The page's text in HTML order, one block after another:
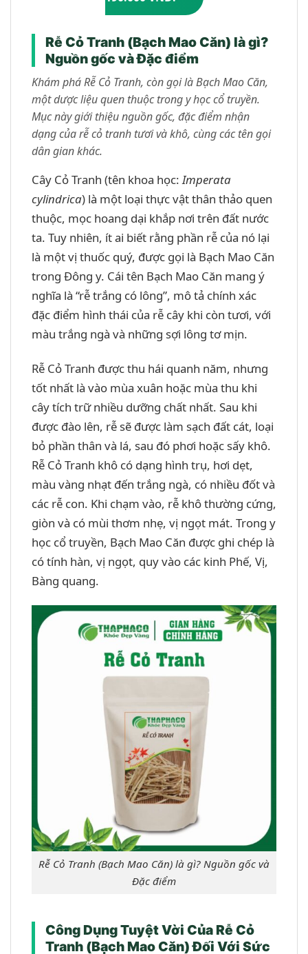
Rễ Cỏ Tranh (Bạch Mao Căn) là gì?
Nguồn gốc và Đặc điểm
Khám phá Rễ Cỏ Tranh, còn gọi là Bạch Mao Căn,
một dược liệu quen thuộc trong y học cổ truyền.
Mục này giới thiệu nguồn gốc, đặc điểm nhận
dạng của rễ cỏ tranh tươi và khô, cùng các tên gọi
dân gian khác.
Cây Cỏ Tranh (tên khoa học:Imperata
cylindrica) là một loại thực vật thân thảo quen
thuộc, mọc hoang dại khắp nơi trên đất nước
ta. Tuy nhiên, ít ai biết rằng phần rễ của nó lại
là một vị thuốc quý, được gọi là Bạch Mao Căn
trong Đông y. Cái tên Bạch Mao Căn mang ý
nghĩa là “rễ trắng có lông”, mô tả chính xác
đặc điểm hình thái của rễ cây khi còn tươi, với
màu trắng ngà và những sợi lông tơ mịn.
Rễ Cỏ Tranh được thu hái quanh năm, nhưng
tốt nhất là vào mùa xuân hoặc mùa thu khi
cây tích trữ nhiều dưỡng chất nhất. Sau khi
được đào lên, rễ sẽ được làm sạch đất cát, loại
bỏ phần thân và lá, sau đó phơi hoặc sấy khô.
Rễ Cỏ Tranh khô có dạng hình trụ, hơi dẹt,
màu vàng nhạt đến trắng ngà, có nhiều đốt và
các rễ con. Khi chạm vào, rễ khô thường cứng,
giòn và có mùi thơm nhẹ, vị ngọt mát. Trong y
học cổ truyền, Bạch Mao Căn được ghi chép là
có tính hàn, vị ngọt, quy vào các kinh Phế, Vị,
Bàng quang.
Rễ Cỏ Tranh (Bạch Mao Căn) là gì? Nguồn gốc và
Đặc điểm
Công Dụng Tuyệt Vời Của Rễ Cỏ
Tranh (Bạch Mao Căn) Đối Với Sức